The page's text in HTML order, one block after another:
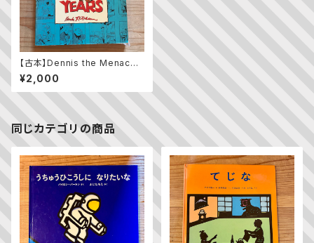
【古本】Dennis the Menace:
His First 40 Years
¥2,000
同じカテゴリの商品